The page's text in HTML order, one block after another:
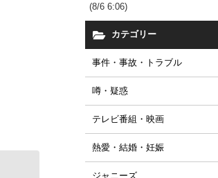
(8/6 6:06)
カテゴリー
事件・事故・トラブル
噂・疑惑
テレビ番組・映画
熱愛・結婚・妊娠
ジャニーズ